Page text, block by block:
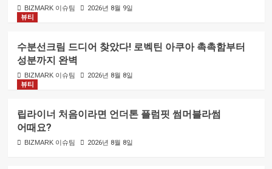
BIZMARK 이슈팀
2026년 8월 9일
뷰티
수분선크림 드디어 찾았다! 로벡틴 아쿠아 촉촉함부터
성분까지 완벽
BIZMARK 이슈팀
2026년 8월 8일
뷰티
립라이너 처음이라면 언더톤 플럼핏 썸머블라썸
어때요?
BIZMARK 이슈팀 2026년 8월 8일